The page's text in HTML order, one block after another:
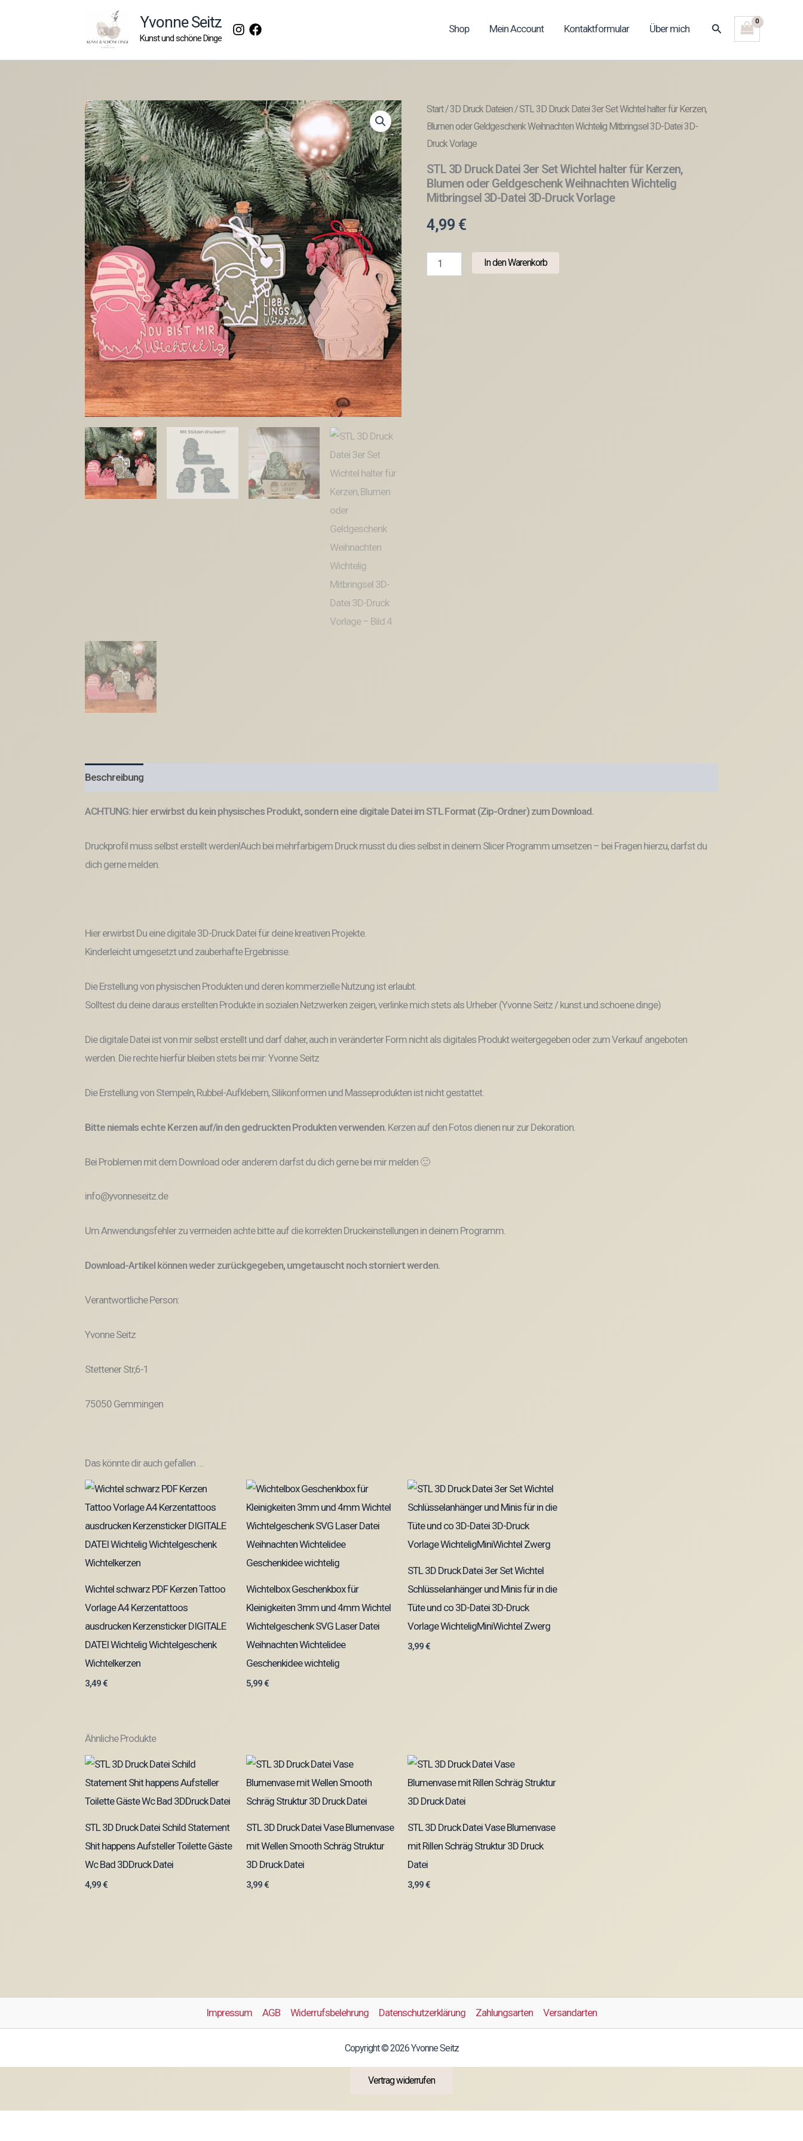
Yvonne Seitz
Kunst und schöne Dinge
Shop Mein Account Kontaktformular Über mich Suchen
Start/3D Druck Dateien/ STL 3D Druck Datei 3er Set Wichtel halter für Kerzen,
Blumen oder Geldgeschenk Weihnachten Wichtelig Mitbringsel 3D-Datei 3D-
Druck Vorlage
STL 3D Druck Datei 3er Set Wichtel halter für Kerzen,
Blumen oder Geldgeschenk Weihnachten Wichtelig
Mitbringsel 3D-Datei 3D-Druck Vorlage
4,99 €
In den Warenkorb
Beschreibung
ACHTUNG: hier erwirbst du kein physisches Produkt, sondern eine digitale Datei im STL Format (Zip-Ordner) zum Download.
Druckprofil muss selbst erstellt werden!Auch bei mehrfarbigem Druck musst du dies selbst in deinem Slicer Programm umsetzen – bei Fragen hierzu, darfst du
dich gerne melden.
Hier erwirbst Du eine digitale 3D-Druck Datei für deine kreativen Projekte.
Kinderleicht umgesetzt und zauberhafte Ergebnisse.
Die Erstellung von physischen Produkten und deren kommerzielle Nutzung ist erlaubt.
Solltest du deine daraus erstellten Produkte in sozialen Netzwerken zeigen, verlinke mich stets als Urheber (Yvonne Seitz / kunst.und.schoene.dinge)
Die digitale Datei ist von mir selbst erstellt und darf daher, auch in veränderter Form nicht als digitales Produkt weitergegeben oder zum Verkauf angeboten
werden. Die rechte hierfür bleiben stets bei mir: Yvonne Seitz
Die Erstellung von Stempeln, Rubbel-Aufklebern, Silikonformen und Masseprodukten ist nicht gestattet.
Bitte niemals echte Kerzen auf/in den gedruckten Produkten verwenden. Kerzen auf den Fotos dienen nur zur Dekoration.
Bei Problemen mit dem Download oder anderem darfst du dich gerne bei mir melden 🙂
info@yvonneseitz.de
Um Anwendungsfehler zu vermeiden achte bitte auf die korrekten Druckeinstellungen in deinem Programm.
Download-Artikel können weder zurückgegeben, umgetauscht noch storniert werden.
Verantwortliche Person:
Yvonne Seitz
Stettener Str,6-1
75050 Gemmingen
Das könnte dir auch gefallen …
Wichtel schwarz PDF Kerzen Tattoo
Vorlage A4 Kerzentattoos
ausdrucken Kerzensticker DIGITALE
DATEI Wichtelig Wichtelgeschenk
Wichtelkerzen
3,49€
Wichtelbox Geschenkbox für
Kleinigkeiten 3mm und 4mm Wichtel
Wichtelgeschenk SVG Laser Datei
Weihnachten Wichtelidee
Geschenkidee wichtelig
5,99€
STL 3D Druck Datei 3er Set Wichtel
Schlüsselanhänger und Minis für in die
Tüte und co 3D-Datei 3D-Druck
Vorlage WichteligMiniWichtel Zwerg
3,99€
Ähnliche Produkte
STL 3D Druck Datei Schild Statement
Shit happens Aufsteller Toilette Gäste
Wc Bad 3DDruck Datei
4,99€
STL 3D Druck Datei Vase Blumenvase
mit Wellen Smooth Schräg Struktur
3D Druck Datei
3,99€
STL 3D Druck Datei Vase Blumenvase
mit Rillen Schräg Struktur 3D Druck
Datei
3,99€
Impressum AGB Widerrufsbelehrung Datenschutzerklärung Zahlungsarten Versandarten
Copyright © 2026 Yvonne Seitz
Vertrag widerrufen